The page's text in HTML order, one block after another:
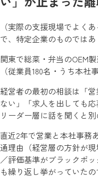
（実際の支援現場でよく
で、特定企業のものではあ
関東で総菜・弁当のOEM
（従業員180名・うち本社
経営者の最初の相談は「
ない」「求人を出しても
リーダー層に話を聞くと
直近2年で営業と本社事務
通理由（経営層の方針が
／評価基準がブラックボ
も繰り返し挙がっていたの